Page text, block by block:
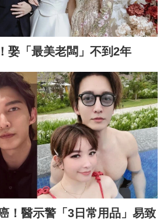
娶「最美老闆」不到2年
！醫示警「3日常用品」易致